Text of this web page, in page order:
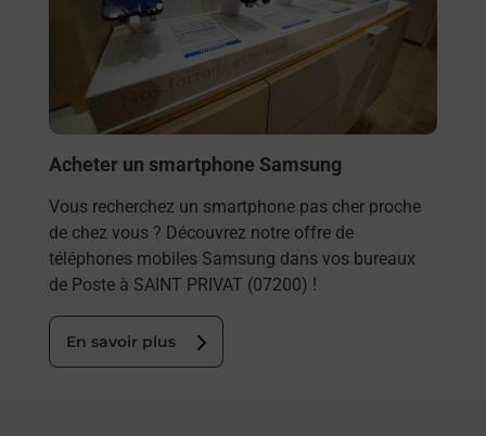
Acheter un smartphone Samsung
Vous recherchez un smartphone pas cher proche
de chez vous ? Découvrez notre offre de
téléphones mobiles Samsung dans vos bureaux
de Poste à SAINT PRIVAT (07200) !
En savoir plus